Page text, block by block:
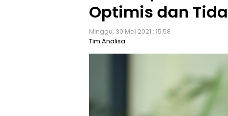
Optimis dan
Minggu, 30 Mei 2021 : 15.58
Tim Analisa